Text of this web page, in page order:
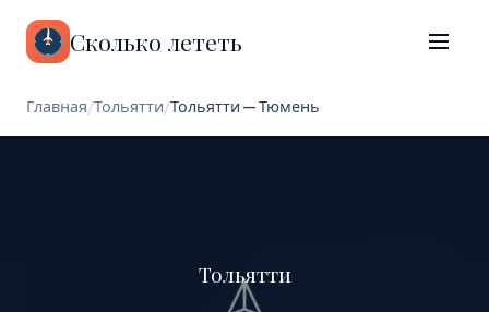
Сколько лететь
Главная/Тольятти/Тольятти — Тюмень
Тольятти